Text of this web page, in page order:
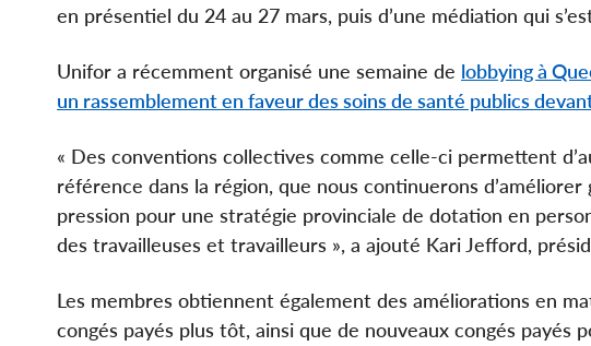
en présentiel du 24 au 27 mars, puis d’une médiation qui
Unifor a récemment organisé une semaine de lobbying à
un rassemblement en faveur des soins de santé publics
« Des conventions collectives comme celle-ci permettent
référence dans la région, que nous continuerons
pression pour une stratégie provinciale de dotation en
des travailleuses et travailleurs », a ajouté Kari Jefford,
Les membres obtiennent également des améliorations en
congés payés plus tôt, ainsi que de nouveaux congés